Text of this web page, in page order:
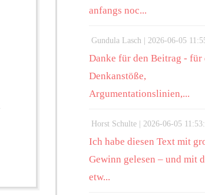
anfangs noc...
Gundula Lasch | 2026-06-05
Danke für den Beitrag - für
Denkanstöße,
Argumentationslinien,...
Horst Schulte | 2026-06-05
Ich habe diesen Text mit
Gewinn gelesen – und mit
etw...